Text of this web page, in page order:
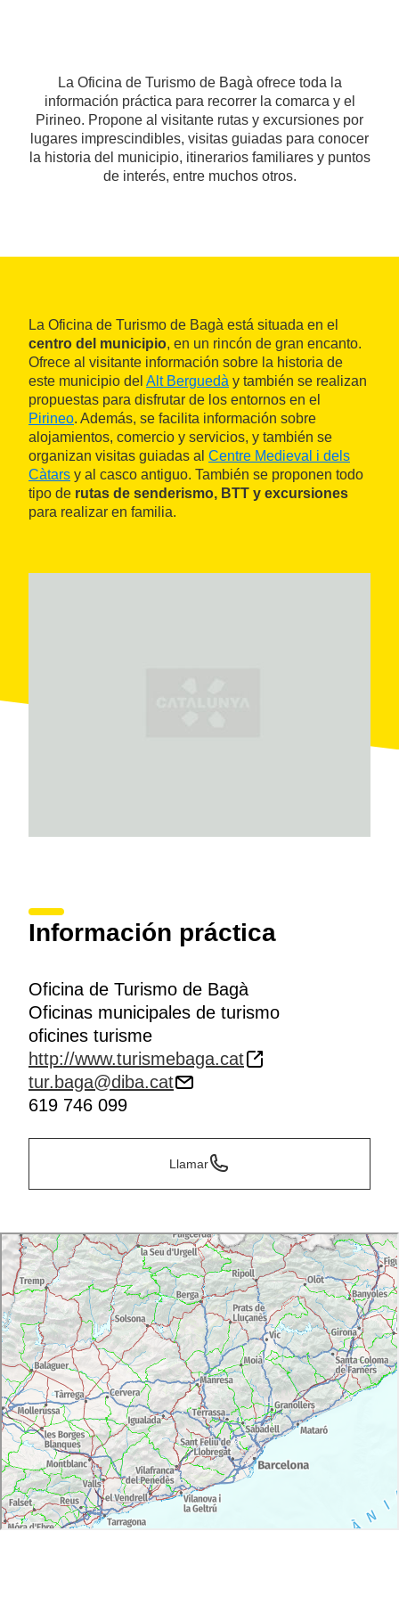
La Oficina de Turismo de Bagà ofrece toda la
información práctica para recorrer la comarca y el
Pirineo. Propone al visitante rutas y excursiones por
lugares imprescindibles, visitas guiadas para conocer
la historia del municipio, itinerarios familiares y puntos
de interés, entre muchos otros.
La Oficina de Turismo de Bagà está situada en el
centro del municipio, en un rincón de gran encanto.
Ofrece al visitante información sobre la historia de
este municipio del Alt Berguedà y también se realizan
propuestas para disfrutar de los entornos en el
Pirineo. Además, se facilita información sobre
alojamientos, comercio y servicios, y también se
organizan visitas guiadas al Centre Medieval i dels
Càtars y al casco antiguo. También se proponen todo
tipo de rutas de senderismo, BTT y excursiones
para realizar en familia.
Información práctica
Oficina de Turismo de Bagà
Oficinas municipales de turismo
oficines turisme
http://www.turismebaga.cat
tur.baga@diba.cat
619 746 099
Llamar